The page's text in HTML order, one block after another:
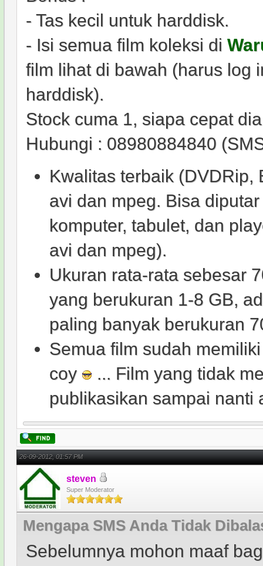
- Tas kecil untuk harddisk.
- Isi semua film koleksi di
film lihat di bawah (harus log
harddisk).
Stock cuma 1, siapa cepat
Hubungi : 08980884840
Kwalitas terbaik (DVDRip,
avi dan mpeg. Bisa
komputer, tabulet, dan
avi dan mpeg).
Ukuran rata-rata sebesar
yang berukuran 1-8 GB,
paling banyak berukuran
Semua film sudah
coy
... Film yang tidak
publikasikan sampai nanti
26-09-2012, 01:57 PM
steven
Super Moderator
Mengapa SMS Anda Tidak
Sebelumnya mohon maaf